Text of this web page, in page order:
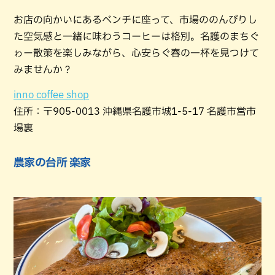
お店の向かいにあるベンチに座って、市場ののんびりし
た空気感と一緒に味わうコーヒーは格別。名護のまちぐ
ゎー散策を楽しみながら、心安らぐ春の一杯を見つけて
みませんか？
inno coffee shop
住所：〒905-0013 沖縄県名護市城1-5-17 名護市営市
場裏
農家の台所 楽家